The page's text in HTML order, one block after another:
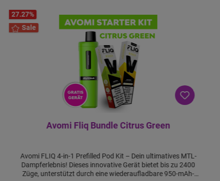
27.27%
Sale
Avomi Fliq Bundle Citrus Green
Avomi FLIQ 4-in-1 Prefilled Pod Kit – Dein ultimatives MTL-
Dampferlebnis! Dieses innovative Gerät bietet bis zu 2400
Züge, unterstützt durch eine wiederaufladbare 950-mAh-